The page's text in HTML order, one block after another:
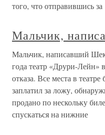
того, что отправившись за
Мальчик,
Мальчик, написавший
года театр «Друри-Лейн»
отказа. Все места в
заплатил за ложу,
продано по нескольку
спускаться на нижние